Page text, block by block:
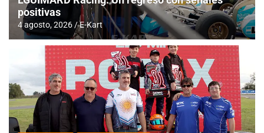
positivas
4 agosto, 2026 E-Kart